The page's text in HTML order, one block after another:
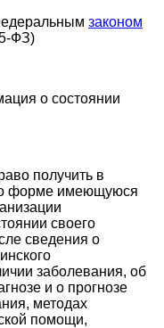
законом
ФЗ)
о состоянии
получить в
форме имеющуюся
своего
сведения о
заболевания, об
и о прогнозе
методах
помощи,